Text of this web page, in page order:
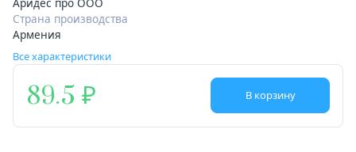
Страна производства
Армения
Все характеристики
89.5 В корзину